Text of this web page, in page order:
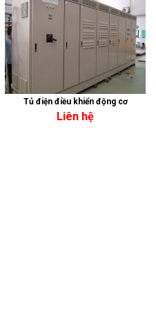
Tủ điện điều khiển động cơ
Liên hệ